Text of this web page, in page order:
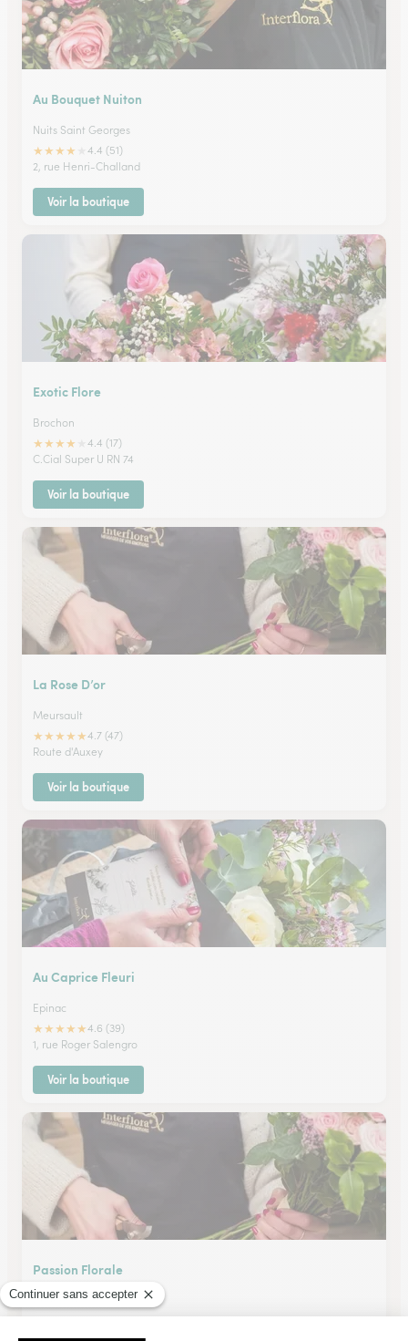
Au Bouquet Nuiton
Nuits Saint Georges
★★★★
4.4 (51)
2, rue Henri-Challand
Voir la boutique
Exotic Flore
Brochon
★★★★
4.4 (17)
C.Cial Super U RN 74
Voir la boutique
La Rose D’or
Meursault
★★★★★4.7 (47)
Route d'Auxey
Voir la boutique
Au Caprice Fleuri
Epinac
★★★★★4.6 (39)
1, rue Roger Salengro
Voir la boutique
Passion Florale
Chenove
★★★★★4.6 (69)
1, ave Droits de l'Homme et du Citoyen